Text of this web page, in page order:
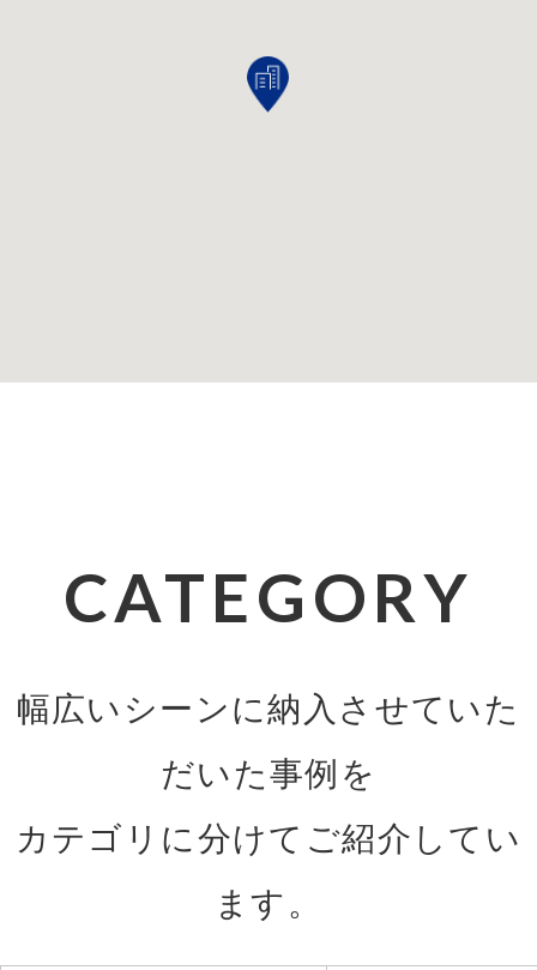
CATEGORY
幅広いシーンに納入させていた
だいた事例を
カテゴリに分けてご紹介してい
ます。